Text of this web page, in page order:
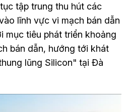
tập trung thu hút các
lĩnh vực vi mạch bán dẫn
mục tiêu phát triển khoảng
bán dẫn, hướng tới khát
lũng Silicon" tại Đà